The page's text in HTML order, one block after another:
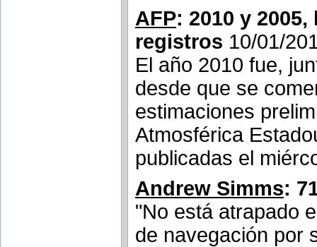
AFP: 2010 y
registros 10/01/
El año 2010 fue,
desde que se
estimaciones
Atmosférica
publicadas el
Andrew Simms:
"No está atrapado
de navegación por